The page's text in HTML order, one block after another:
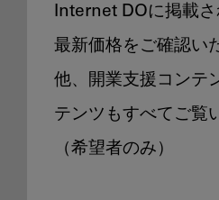
Internet DOに掲載
最新価格をご確認い
他、開業支援コンテ
テンツもすべてご覧
（希望者のみ）